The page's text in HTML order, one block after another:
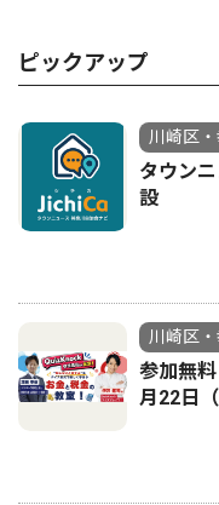
ピックアップ
川崎区
タウン
設
川崎区
参加無
月22日